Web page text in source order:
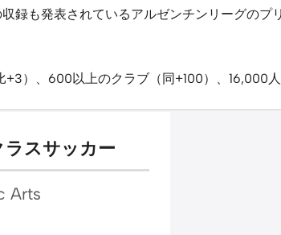
録も発表されているアルゼンチンリーグの
）、600以上のクラブ（同+100）、16,000
ラスサッカー
Arts